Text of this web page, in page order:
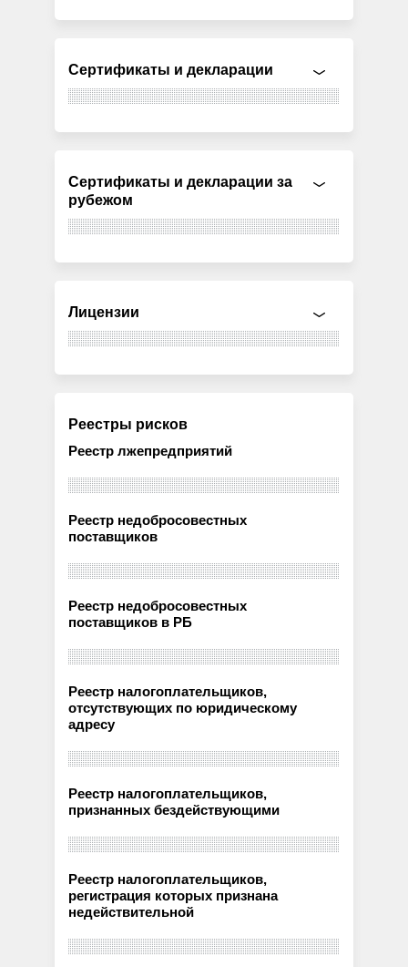
Сертификаты и декларации
Сертификаты и декларации за
рубежом
Лицензии
Реестры рисков
Реестр лжепредприятий
Реестр недобросовестных
поставщиков
Реестр недобросовестных
поставщиков в РБ
Реестр налогоплательщиков,
отсутствующих по юридическому
адресу
Реестр налогоплательщиков,
признанных бездействующими
Реестр налогоплательщиков,
регистрация которых признана
недействительной